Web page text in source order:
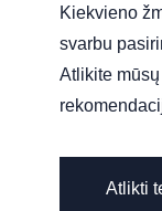
Kiekvieno
svarbu
Atlikite
Atlikti